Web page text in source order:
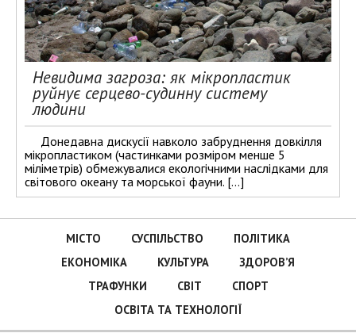
Невидима загроза: як мікропластик
руйнує серцево-судинну систему
людини
Донедавна дискусії навколо забруднення довкілля
мікропластиком (частинками розміром менше 5
міліметрів) обмежувалися екологічними наслідками для
світового океану та морської фауни. […]
МІСТО СУСПІЛЬСТВО
ПОЛІТИКА
ЕКОНОМІКА
КУЛЬТУРА
ЗДОРОВ’Я
ТРАФУНКИ
СВІТ
СПОРТ
ОСВІТА ТА ТЕХНОЛОГІЇ